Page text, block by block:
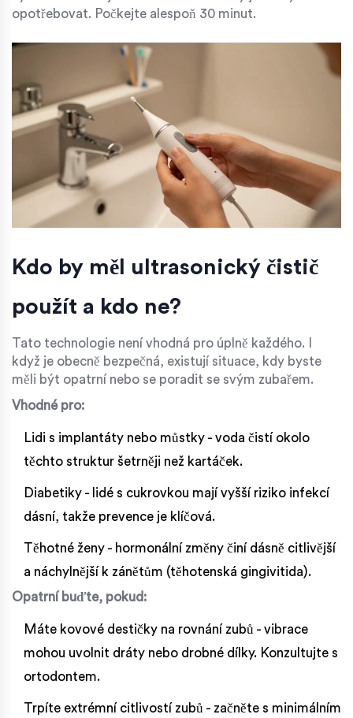
opotřebovat. Počkejte alespoň 30 minut.
Kdo by měl ultrasonický čistič
použít a kdo ne?
Tato technologie není vhodná pro úplně každého. I
když je obecně bezpečná, existují situace, kdy byste
měli být opatrní nebo se poradit se svým zubařem.
Vhodné pro:
Lidi s implantáty nebo můstky - voda čistí okolo
těchto struktur šetrněji než kartáček.
Diabetiky - lidé s cukrovkou mají vyšší riziko infekcí
dásní, takže prevence je klíčová.
Těhotné ženy - hormonální změny činí dásně citlivější
a náchylnější k zánětům (těhotenská gingivitida).
Opatrní buďte, pokud:
Máte kovové destičky na rovnání zubů - vibrace
mohou uvolnit dráty nebo drobné dílky. Konzultujte s
ortodontem.
Trpíte extrémní citlivostí zubů - začněte s minimálním